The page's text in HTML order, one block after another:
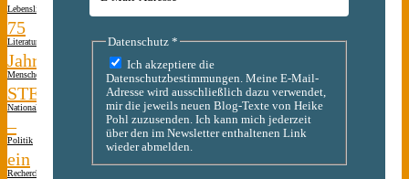
Lebenslinien
Literatur
Menschen(s)kinder
Nationalsozialismus
Politik
Recherche
75
Jahre
STERN
–
ein
Datenschutz *
Ich akzeptiere die
Datenschutzbestimmungen. Meine E-Mail-
Adresse wird ausschließlich dazu verwendet,
mir die jeweils neuen Blog-Texte von Heike
Pohl zuzusenden. Ich kann mich jederzeit
über den im Newsletter enthaltenen Link
wieder abmelden.